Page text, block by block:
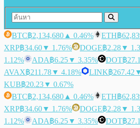
BTC฿2,134,680 ▲ 0.46% ETH฿
XRP฿34.60▼ 1.76% DOGE฿2.28▼
1.12%
ADA฿6.25▼ 3.35% DOT฿
AVAX฿211.78▼ 4.18% LINK฿267.42
KUB฿20.23▼ 0.67%
BTC฿2,134,680 ▲ 0.46% ETH฿
XRP฿34.60▼ 1.76% DOGE฿2.28▼
1.12%
ADA฿6.25▼ 3.35% DOT฿